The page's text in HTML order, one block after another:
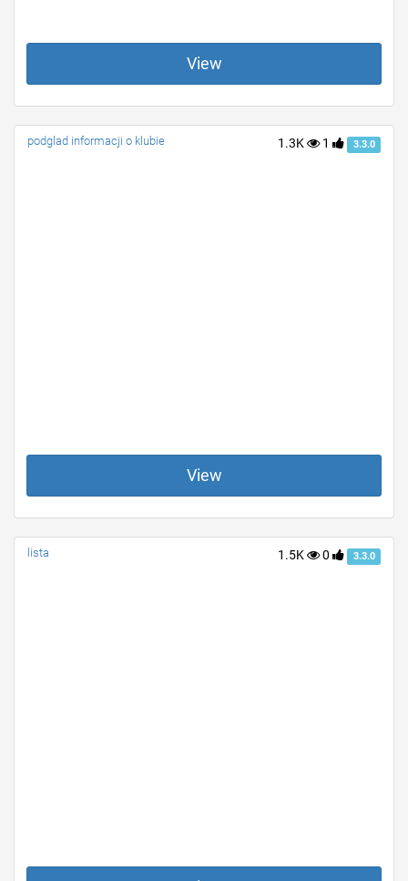
View
1.3K 1 3.3.0
podglad informacji o klubie
View
1.5K 0 3.3.0
lista